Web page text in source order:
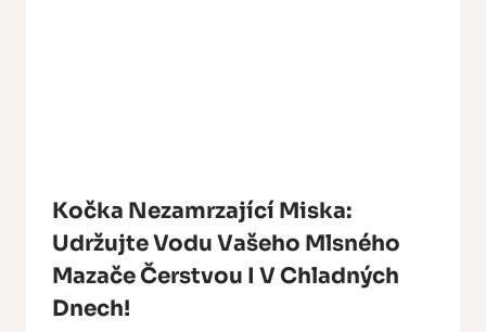
Kočka Nezamrzající Miska:
Udržujte Vodu Vašeho Mlsného
Mazače Čerstvou I V Chladných
Dnech!